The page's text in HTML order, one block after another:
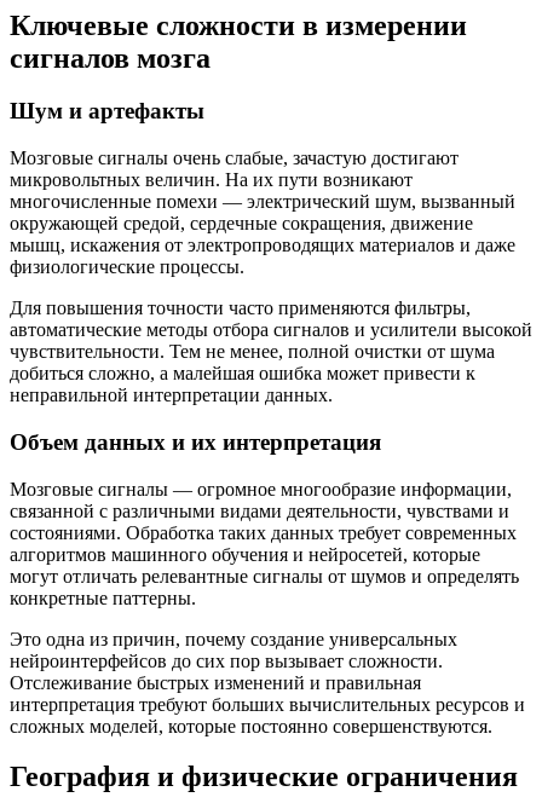
Ключевые сложности в измерении
сигналов мозга
Шум и артефакты
Мозговые сигналы очень слабые, зачастую достигают
микровольтных величин. На их пути возникают
многочисленные помехи — электрический шум, вызванный
окружающей средой, сердечные сокращения, движение
мышц, искажения от электропроводящих материалов и даже
физиологические процессы.
Для повышения точности часто применяются фильтры,
автоматические методы отбора сигналов и усилители высокой
чувствительности. Тем не менее, полной очистки от шума
добиться сложно, а малейшая ошибка может привести к
неправильной интерпретации данных.
Объем данных и их интерпретация
Мозговые сигналы — огромное многообразие информации,
связанной с различными видами деятельности, чувствами и
состояниями. Обработка таких данных требует современных
алгоритмов машинного обучения и нейросетей, которые
могут отличать релевантные сигналы от шумов и определять
конкретные паттерны.
Это одна из причин, почему создание универсальных
нейроинтерфейсов до сих пор вызывает сложности.
Отслеживание быстрых изменений и правильная
интерпретация требуют больших вычислительных ресурсов и
сложных моделей, которые постоянно совершенствуются.
География и физические ограничения